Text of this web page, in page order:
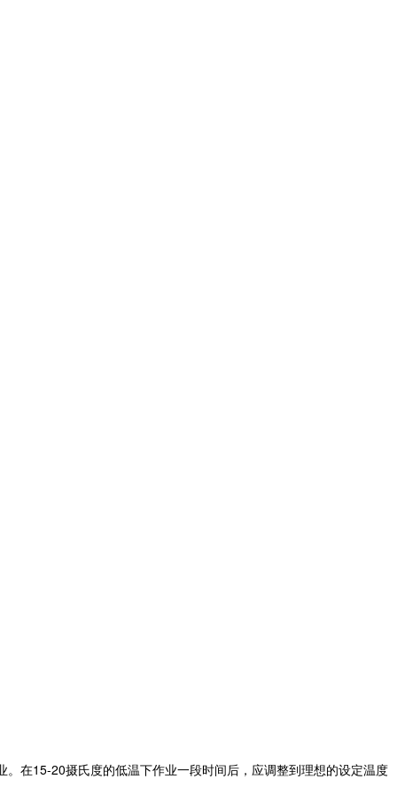
在15-20摄氏度的低温下作业一段时间后，应调整到理想的设定温度